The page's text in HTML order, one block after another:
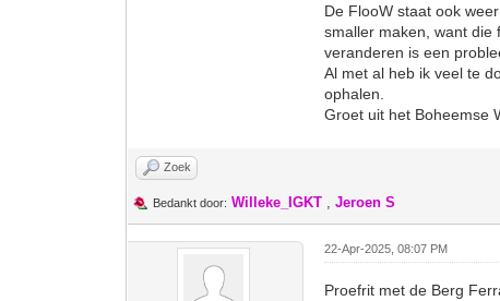
De FlooW staat ook
smaller maken, want die
veranderen is een
Al met al heb ik veel te
ophalen.
Groet uit het Boheemse
Zoek
Bedankt door: Willeke_IGKT ,Jeroen S
22-Apr-2025, 08:07 PM
Proefrit met de Berg